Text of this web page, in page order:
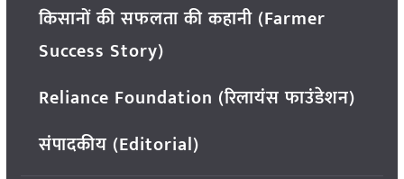
किसानों की सफलता की कहानी (Farmer
Success Story)
Reliance Foundation (रिलायंस फाउंडेशन)
संपादकीय (Editorial)